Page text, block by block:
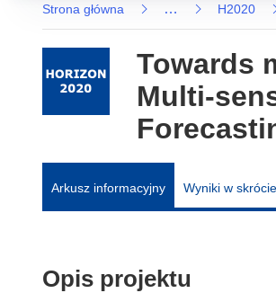
Strona główna … H2020
Towards
Multi-
Arkusz informacyjny Wyniki w skrócie
Opis projektu